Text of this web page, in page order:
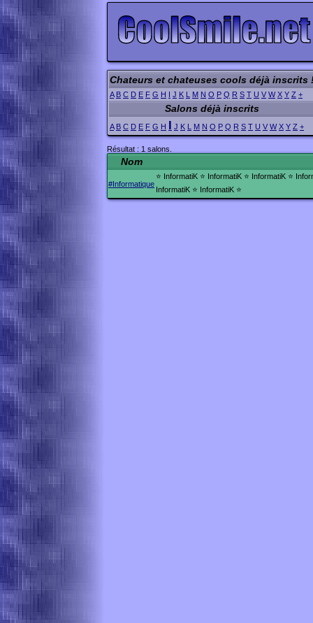
Chateurs et chateuses cools déjà inscrits
A B C D E F G H J K M N O P Q R S T U V W X Y Z +
Salons déjà inscrits
A B C D E F G H J K M N O P Q R S T U V W X Y Z +
Résultat : 1 salons.
Nom
#Informatique
⭐ InformatiK ⭐ InformatiK ⭐ InformatiK ⭐
InformatiK ⭐ InformatiK ⭐